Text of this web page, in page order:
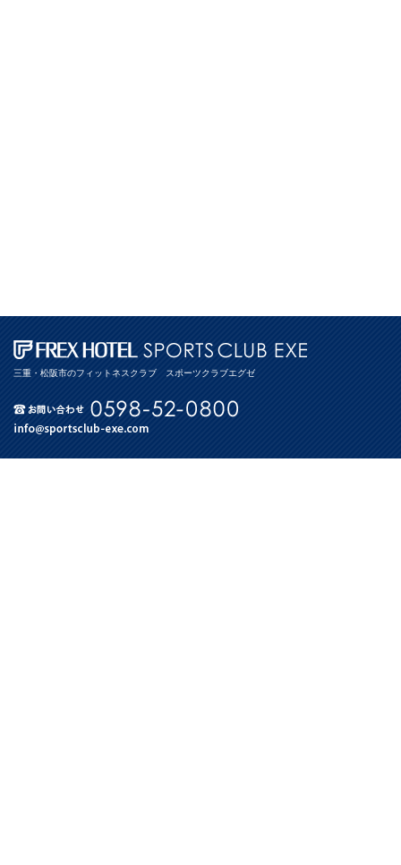
三重・松阪市のフィットネスクラブ スポーツクラブエグゼ